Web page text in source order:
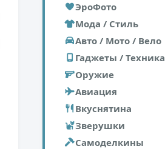
ЭроФото
Мода / Стиль
Авто / Мото / Вело
Гаджеты / Техника
Оружие
Авиация
Вкуснятина
Зверушки
Самоделкины